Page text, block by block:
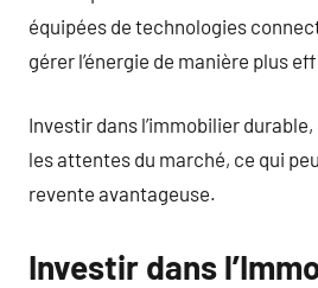
équipées de technologies
gérer l’énergie de manière plus
Investir dans l’immobilier
les attentes du marché, ce qui
revente avantageuse.
Investir dans